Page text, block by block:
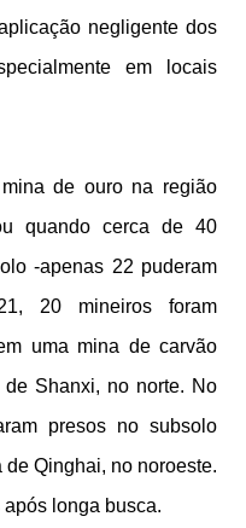
negligente dos
em locais
de ouro na região
quando cerca de 40
-apenas 22 puderam
20 mineiros foram
uma mina de carvão
Shanxi, no norte. No
presos no subsolo
Qinghai, no noroeste.
longa busca.